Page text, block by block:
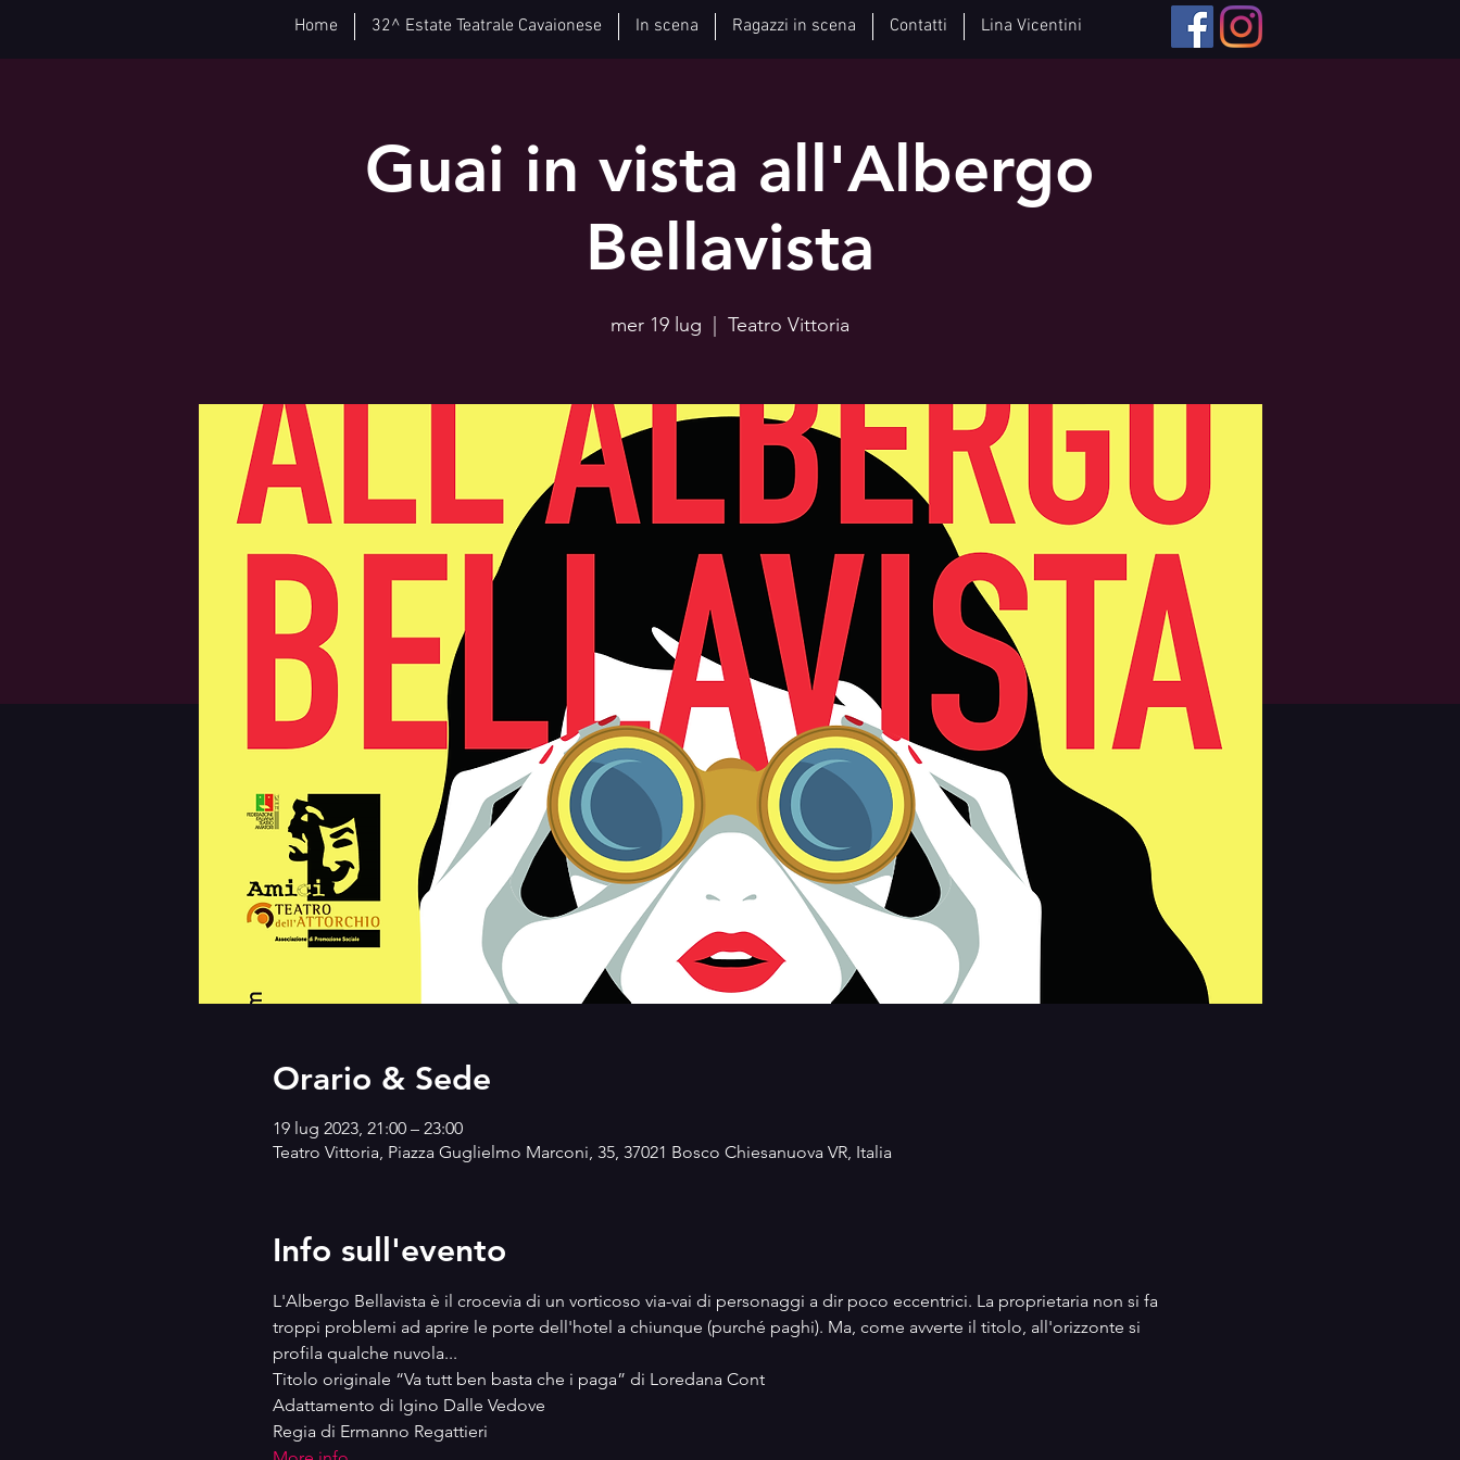
Home 32^ Estate Teatrale Cavaionese In scena Ragazzi in scena Contatti Lina Vicentini
Guai in vista all'Albergo
Bellavista
mer 19 lug Teatro Vittoria
Orario & Sede
19 lug 2023, 21:00 – 23:00
Teatro Vittoria, Piazza Guglielmo Marconi, 35, 37021 Bosco Chiesanuova VR, Italia
Info sull'evento
L'Albergo Bellavista è il crocevia di un vorticoso via-vai di personaggi a dir poco eccentrici. La proprietaria non si fa
troppi problemi ad aprire le porte dell'hotel a chiunque (purché paghi). Ma, come avverte il titolo, all'orizzonte si
profila qualche nuvola...
Titolo originale “Va tutt ben basta che i paga” di Loredana Cont
Adattamento di Igino Dalle Vedove
Regia di Ermanno Regattieri